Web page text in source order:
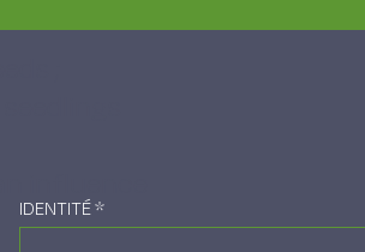
influence
IDENTITÉ*